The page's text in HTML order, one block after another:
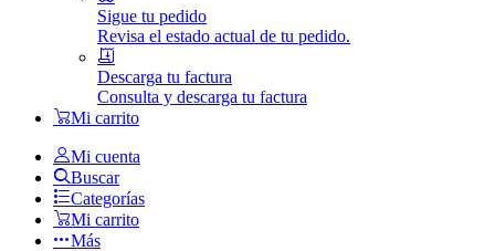
Sigue tu pedido
Revisa el estado actual de tu pedido.
Descarga tu factura
Consulta y descarga tu factura
Mi carrito
Mi cuenta
Buscar
Categorías
Mi carrito
Más